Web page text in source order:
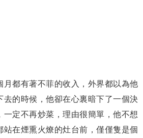
月都有著不菲的收入，外界都以為他
去的時候，他卻在心裏暗下了一個決
一定不再炒菜，理由很簡單，他不想
站在煙熏火燎的灶台前，僅僅隻是個